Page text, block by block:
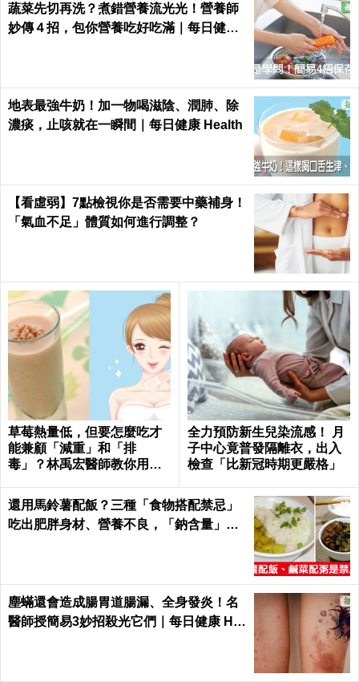
蔬菜先切再洗？煮錯營養流光光！營養師
妙傳４招，包你營養吃好吃滿｜每日健康
地表最強牛奶！加一物喝滋陰、潤肺、除
濃痰，止咳就在一瞬間｜每日健康 Health
【看虛弱】7點檢視你是否需要中藥補身！
「氣血不足」體質如何進行調整？
草莓熱量低，但要怎麼吃才
能兼顧「減重」和「排
毒」？林禹宏醫師教你用喝
全力預防新生兒染流感！ 月
子中心竟普發隔離衣，出入
檢查「比新冠時期更嚴格」
還用馬鈴薯配飯？三種「食物搭配禁忌」
吃出肥胖身材、營養不良，「鈉含量」爆
塵蟎還會造成腸胃道腸漏、全身發炎！名
醫師授簡易3妙招殺光它們｜每日健康 He